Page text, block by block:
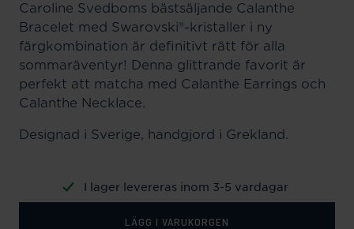
Caroline Svedboms bästsäljande Calanthe
Bracelet med Swarovski®-kristaller i ny
färgkombination är definitivt rätt för alla
sommaräventyr! Denna glittrande favorit är
perfekt att matcha med Calanthe Earrings och
Calanthe Necklace.
Designad i Sverige, handgjord i Grekland.
I lager levereras inom 3-5 vardagar
LÄGG I VARUKORGEN